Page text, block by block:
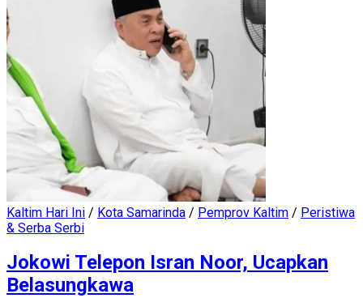
Kaltim Hari Ini / Kota Samarinda / Pemprov Kaltim / Peristiwa
& Serba Serbi
Jokowi Telepon Isran Noor, Ucapkan
Belasungkawa